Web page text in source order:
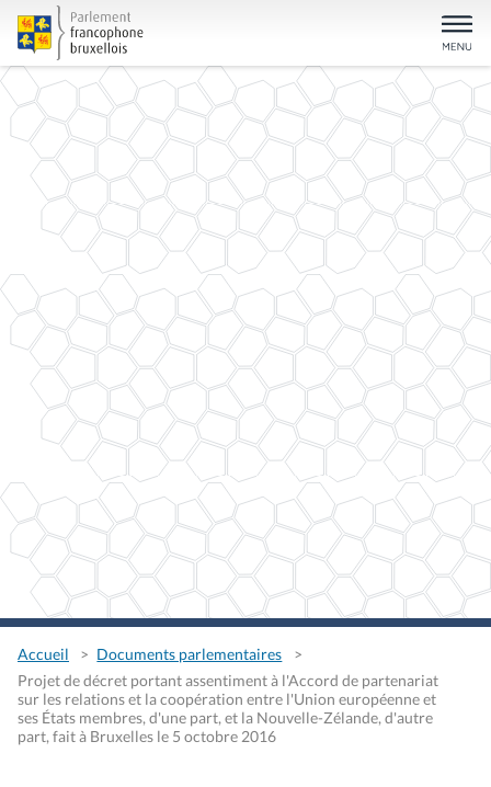
Accueil
Documents parlementaires
Projet de décret portant assentiment à l'Accord de partenariat
sur les relations et la coopération entre l'Union européenne et
ses États membres, d'une part, et la Nouvelle-Zélande, d'autre
part, fait à Bruxelles le 5 octobre 2016